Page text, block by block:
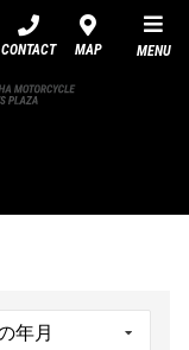
CONTACT MAP MENU